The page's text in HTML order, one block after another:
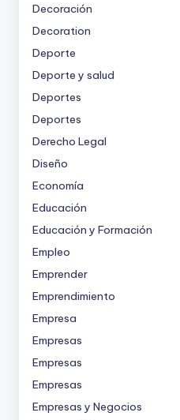
Decoración
Decoration
Deporte
Deporte y salud
Deportes
Deportes
Derecho Legal
Diseño
Economía
Educación
Educación y Formación
Empleo
Emprender
Emprendimiento
Empresa
Empresas
Empresas
Empresas
Empresas y Negocios